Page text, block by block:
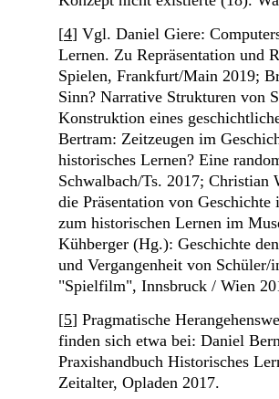
[4] Vgl. Daniel Giere:
Lernen. Zu Repräsentation und
Spielen, Frankfurt/Main 2019;
Sinn? Narrative Strukturen von
Konstruktion eines
Bertram: Zeitzeugen im
historisches Lernen? Eine
Schwalbach/Ts. 2017;
die Präsentation von
zum historischen Lernen im
Kühberger (Hg.): Geschichte
und Vergangenheit von
"Spielfilm", Innsbruck / Wien
[5] Pragmatische
finden sich etwa bei: Daniel
Praxishandbuch Historisches
Zeitalter, Opladen 2017.